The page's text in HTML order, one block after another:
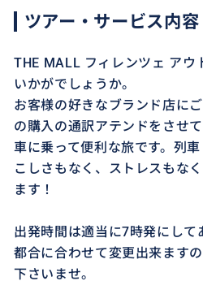
ツアー・サービス内容
THE MALL フィレンツェ アウ
いかがでしょうか。
お客様の好きなブランド店に
の購入の通訳アテンドをさせて
車に乗って便利な旅です。列
こしさもなく、ストレスもな
ます！
出発時間は適当に7時発にし
都合に合わせて変更出来ます
下さいませ。